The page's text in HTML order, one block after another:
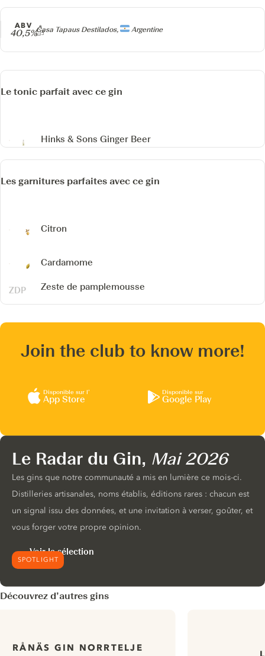
Producteur
Casa Tapaus Destilados, Argentine
ABV
40,5%
Le tonic parfait avec ce gin
Hinks & Sons Ginger Beer
Les garnitures parfaites avec ce gin
Citron
Cardamome
Zeste de pamplemousse
Join the club to know more!
Disponible sur l’
App Store
Disponible sur
Google Play
SPOTLIGHT
Le Radar du Gin, Mai 2026
Les gins que notre communauté a mis en lumière ce mois-ci.
Distilleries artisanales, noms établis, éditions rares : chacun est
un signal issu des données, et une invitation à verser, goûter, et
vous forger votre propre opinion.
Voir la sélection
Découvrez d’autres gins
RÅNÄS GIN NORRTELJE